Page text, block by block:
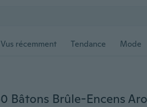
Vus récemment Tendance Mode